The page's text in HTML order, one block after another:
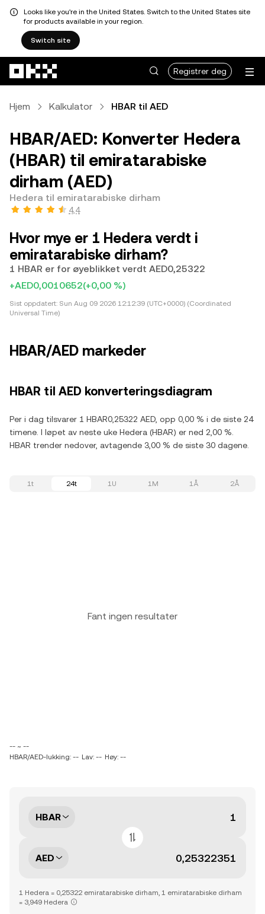
Looks like you're in the United States. Switch to the United States site
for products available in your region.
Switch site
Registrer deg
Hjem Kalkulator HBAR til AED
HBAR/AED: Konverter Hedera
(HBAR) til emiratarabiske
dirham (AED)
Hedera til emiratarabiske dirham
4,4
Hvor mye er 1 Hedera verdt i
emiratarabiske dirham?
1 HBAR er for øyeblikket verdt AED0,25322
+AED0,0010652(+0,00 %)
Sist oppdatert: Sun Aug 09 2026 12:12:39 (UTC+0000) (Coordinated
Universal Time)
HBAR/AED markeder
HBAR til AED konverteringsdiagram
Per i dag tilsvarer 1 HBAR0,25322 AED, opp 0,00 % i de siste 24
timene. I løpet av neste uke Hedera (HBAR) er ned 2,00 %.
HBAR trender nedover, avtagende 3,00 % de siste 30 dagene.
1t 24t 1U 1M 1Å 2Å
Fant ingen resultater
-- ~ --
HBAR/AED-lukking: -- Lav: -- Høy: --
HBAR
AED
1 Hedera = 0,25322 emiratarabiske dirham, 1 emiratarabiske dirham
= 3,949 Hedera